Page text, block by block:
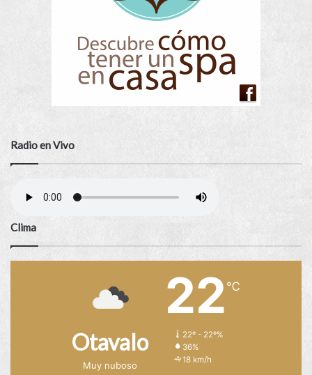
Radio en Vivo
Clima
Otavalo
Muy nuboso
22 ℃
22º - 22º%
36%
18 km/h